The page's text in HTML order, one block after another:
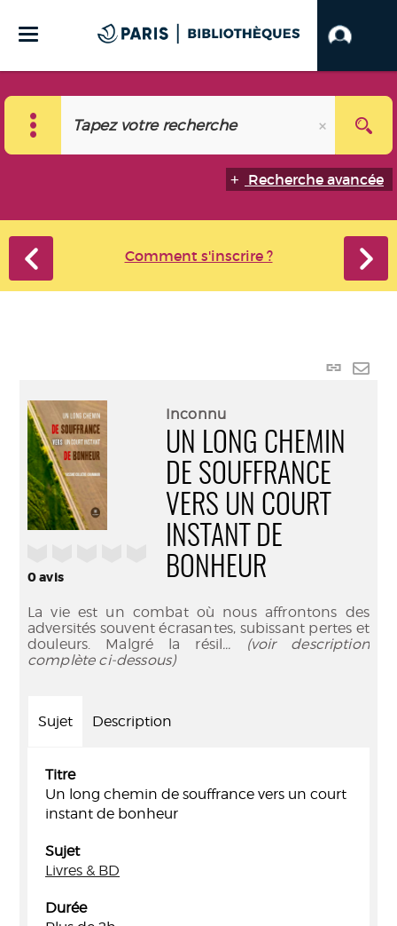
Recherche avancée
Comment s'inscrire ?
Lien
0avis
Inconnu
UN LONG CHEMIN
DE SOUFFRANCE
VERS UN COURT
INSTANT DE
BONHEUR
La vie est un combat où nous affrontons des
adversités souvent écrasantes, subissant pertes et
douleurs. Malgré la résil... (voir description
complète ci-dessous)
Sujet Description
Titre
Un long chemin de souffrance vers un court
instant de bonheur
Sujet
Livres & BD
Durée